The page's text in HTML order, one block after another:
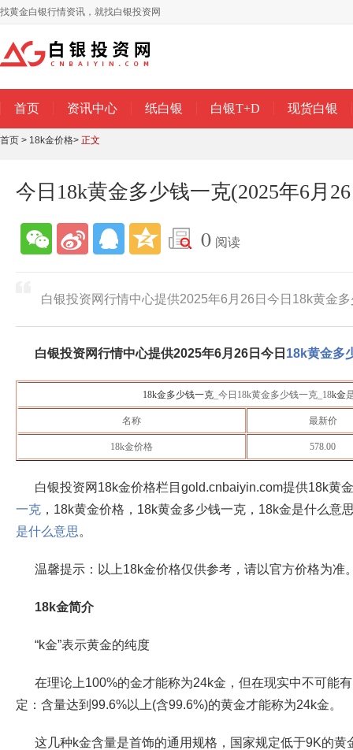
找黄金白银行情资讯，就找白银投资网
首页 资讯中心 纸白银 白银T+D 现货白银
首页 > 18k金价格> 正文
今日18k黄金多少钱一克(2025年6月
0 阅读
白银投资网行情中心提供2025年6月26日今日18k黄金
白银投资网行情中心提供2025年6月26日 今日 18k黄金多
18k金多少钱一克 _今日18k黄金多少钱一克_18k金
名称 最新价
18k金价格 578.00
白银投资网18k金价格栏目gold.cnbaiyin.com提供18k黄
一克 ，18k黄金价格，18k黄金多少钱一克，18k金是什么意
是什么意思。
温馨提示：以上18k金价格仅供参考，请以官方价格为准
18k金简介
“k金”表示黄金的纯度
在理论上100%的金才能称为24k金，但在现实中不可能
定：含量达到99.6%以上(含99.6%)的黄金才能称为24k金。
这几种k金含量是首饰的通用规格，国家规定低于9K的黄